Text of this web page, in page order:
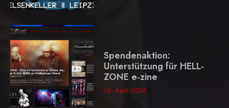
Spendenaktion:
Unterstützung für HELL-
ZONE e-zine
16. April 2026